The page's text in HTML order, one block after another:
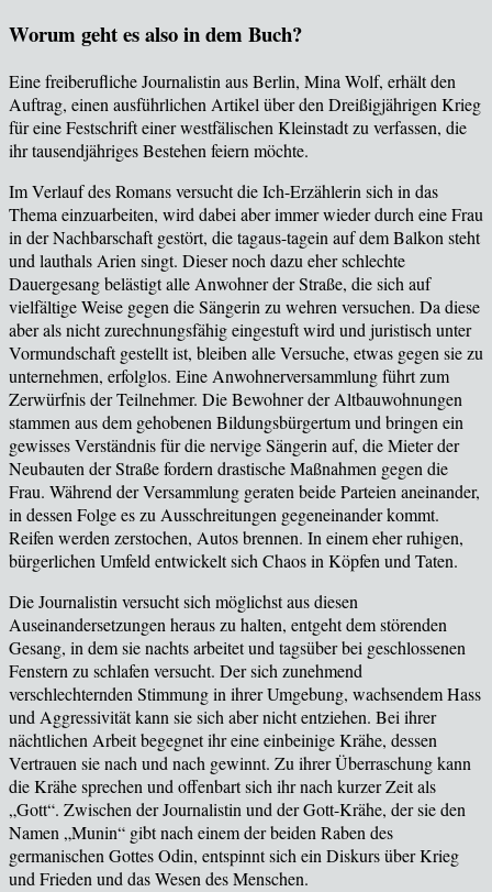
Worum geht es also in dem Buch?
Eine freiberufliche Journalistin aus Berlin, Mina Wolf, erhält den
Auftrag, einen ausführlichen Artikel über den Dreißigjährigen Krieg
für eine Festschrift einer westfälischen Kleinstadt zu verfassen, die
ihr tausendjähriges Bestehen feiern möchte.
Im Verlauf des Romans versucht die Ich-Erzählerin sich in das
Thema einzuarbeiten, wird dabei aber immer wieder durch eine Frau
in der Nachbarschaft gestört, die tagaus-tagein auf dem Balkon steht
und lauthals Arien singt. Dieser noch dazu eher schlechte
Dauergesang belästigt alle Anwohner der Straße, die sich auf
vielfältige Weise gegen die Sängerin zu wehren versuchen. Da diese
aber als nicht zurechnungsfähig eingestuft wird und juristisch unter
Vormundschaft gestellt ist, bleiben alle Versuche, etwas gegen sie zu
unternehmen, erfolglos. Eine Anwohnerversammlung führt zum
Zerwürfnis der Teilnehmer. Die Bewohner der Altbauwohnungen
stammen aus dem gehobenen Bildungsbürgertum und bringen ein
gewisses Verständnis für die nervige Sängerin auf, die Mieter der
Neubauten der Straße fordern drastische Maßnahmen gegen die
Frau. Während der Versammlung geraten beide Parteien aneinander,
in dessen Folge es zu Ausschreitungen gegeneinander kommt.
Reifen werden zerstochen, Autos brennen. In einem eher ruhigen,
bürgerlichen Umfeld entwickelt sich Chaos in Köpfen und Taten.
Die Journalistin versucht sich möglichst aus diesen
Auseinandersetzungen heraus zu halten, entgeht dem störenden
Gesang, in dem sie nachts arbeitet und tagsüber bei geschlossenen
Fenstern zu schlafen versucht. Der sich zunehmend
verschlechternden Stimmung in ihrer Umgebung, wachsendem Hass
und Aggressivität kann sie sich aber nicht entziehen. Bei ihrer
nächtlichen Arbeit begegnet ihr eine einbeinige Krähe, dessen
Vertrauen sie nach und nach gewinnt. Zu ihrer Überraschung kann
die Krähe sprechen und offenbart sich ihr nach kurzer Zeit als
„Gott“. Zwischen der Journalistin und der Gott-Krähe, der sie den
Namen „Munin“ gibt nach einem der beiden Raben des
germanischen Gottes Odin, entspinnt sich ein Diskurs über Krieg
und Frieden und das Wesen des Menschen.